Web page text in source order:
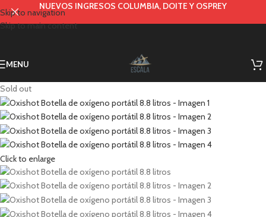
Skip to navigation
Skip to main content
NUEVOS INGRESOS COLUMBIA, DOITE Y OSPREY
MENU
Sold out
Click to enlarge